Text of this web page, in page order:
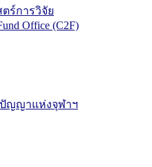
ร์การวิจัย
Office (C2F)
ญญาแห่งจุฬาฯ